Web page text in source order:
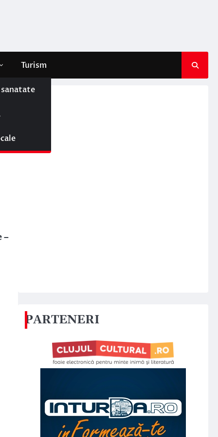
Turism
–
PARTENERI